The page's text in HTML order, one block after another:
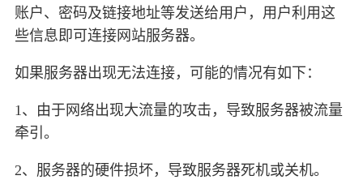
账户、密码及链接地址等发送给用户，用户利用这
些信息即可连接网站服务器。
如果服务器出现无法连接，可能的情况有如下：
1、由于网络出现大流量的攻击，导致服务器被流量
牵引。
2、服务器的硬件损坏，导致服务器死机或关机。